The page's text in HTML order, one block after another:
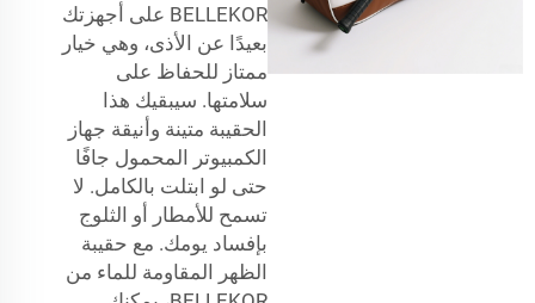
BELLEKOR على أجهزتك
بعيدًا عن الأذى، وهي خيار
ممتاز للحفاظ على
سلامتها. سيبقيك هذا
الحقيبة متينة وأنيقة جهاز
الكمبيوتر المحمول جافًا
حتى لو ابتلت بالكامل. لا
تسمح للأمطار أو الثلوج
بإفساد يومك. مع حقيبة
الظهر المقاومة للماء من